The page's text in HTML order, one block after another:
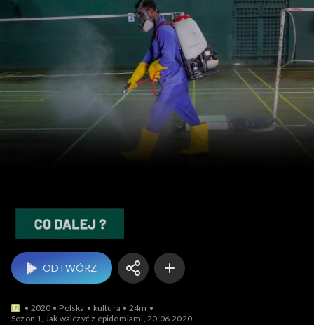
Co dalej?
ODTWÓRZ
2020 Polska kultura
24m
Sezon 1, Jak walczyć z epidemiami, 20.06.2020